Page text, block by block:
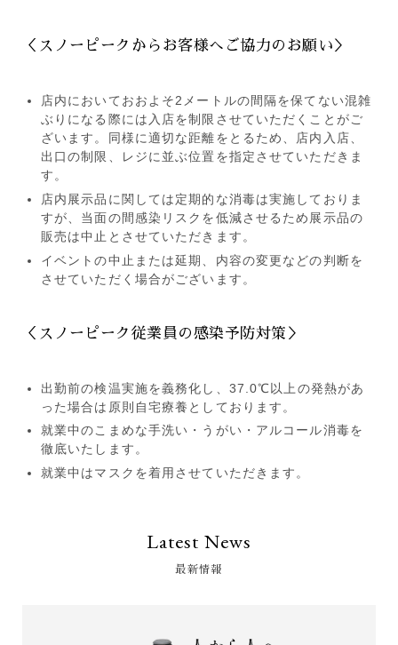
＜スノーピークからお客様へご協力のお願い＞
店内においておおよそ2メートルの間隔を保てない混雑
ぶりになる際には入店を制限させていただくことがご
ざいます。同様に適切な距離をとるため、店内入店、
出口の制限、レジに並ぶ位置を指定させていただきま
す。
店内展示品に関しては定期的な消毒は実施しておりま
すが、当面の間感染リスクを低減させるため展示品の
販売は中止とさせていただきます。
イベントの中止または延期、内容の変更などの判断を
させていただく場合がございます。
＜スノーピーク従業員の感染予防対策＞
出勤前の検温実施を義務化し、37.0℃以上の発熱があ
った場合は原則自宅療養としております。
就業中のこまめな手洗い・うがい・アルコール消毒を
徹底いたします。
就業中はマスクを着用させていただきます。
Latest News
最新情報